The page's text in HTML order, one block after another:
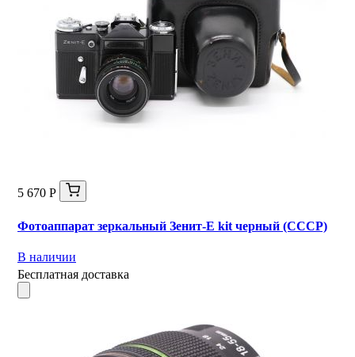
5 670 Р
Фотоаппарат зеркальный Зенит-Е kit черный (СССР)
В наличии
Бесплатная доставка